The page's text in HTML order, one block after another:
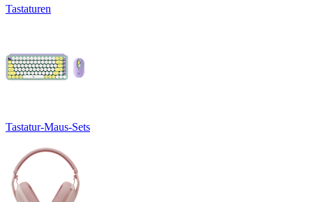
Tastaturen
Tastatur-Maus-Sets